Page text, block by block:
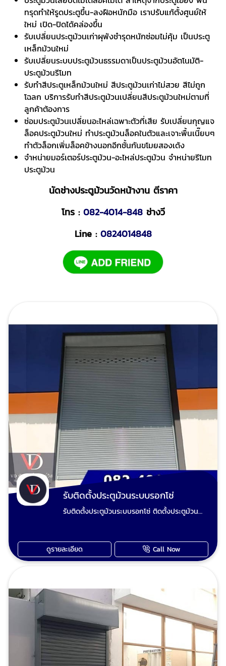
ทรุดทำให้รูดประตูขึ้น-ลงฝือหนักมือ เราปรับแก้ตั้งศูนย์ให้
ใหม่ เปิด-ปิดได้คล่องขึ้น
รับเปลี่ยนประตูม้วนเก่าผุพังชำรุดหนักซ่อมไม่คุ้ม เป็นประตู
เหล็กม้วนใหม่
รับเปลี่ยนระบบประตูม้วนธรรมดาเป็นประตูม้วนอัตโนมัติ-
ประตูม้วนรีโมท
รับทำสีประตูเหล็กม้วนใหม่ สีประตูม้วนเก่าไม่สวย สีไม่ถูก
โฉลก บริการรับทำสีประตูม้วนเปลี่ยนสีประตูม้วนใหม่ตามที่
ลูกค้าต้องการ
ซ่อมประตูม้วนเปลี่ยนอะไหล่เฉพาะตัวที่เสีย รับเปลี่ยนกุญแจ
ล็อคประตูม้วนใหม่ ทำประตูม้วนล็อคในตัวและเจาะพื้นเนี๊ยบๆ
ทำตัวล็อกเพิ่มล็อคข้างนอกอีกชั้นกันขโมยสองเด้ง
จำหน่ายมอร์เตอร์ประตูม้วน-อะไหล่ประตูม้วน จำหน่ายรีโมท
ประตูม้วน
นัดช่างประตูม้วนวัดหน้างาน ตีราคา
โทร : 082-4014-848 ช่างวี
Line : 0824014848
รับติดตั้งประตูม้วนระบบรอกโซ่
รับติดตั้งประตูม้วนระบบรอกโซ่ ติดตั้งประตูม้วน
ใช้ วีดี ชัตเตอร์ งานยากงานไกล งานใหญ่งานเล็ก
ทีมงานช่างวี เต็มใจให้บริการเก็บงานเรียบร้อย ไม่
มั่วไม่ชุ่ย ไม่ฟันไม่แพง รับประกันคุณภาพทุกผลงาน
ทุกระบบและรับปรับปรุงประตูเหล็กม้วนเดิมทำสีใหม่
ตามชอบ รับรื้อประตูม้วนเก่าผุงพังเสียหาย และ
เปลี่ยนเป็นประตูม้วนใหม่ ขายอะไหล่ประตูม้วน ขาย
รีโมทประตูม้วน อะไหล่ประตูม้วน ทุกชนิด นัดช่าง
ประตูม้วนวัดหน้างาน ตีราคา โทร
: 0824014848 ช่างวี Line : 0824014848 เพจ
ร้านวีดี ชัตเตอร์ประตูม้วน
ดูรายละเอียด Call Now